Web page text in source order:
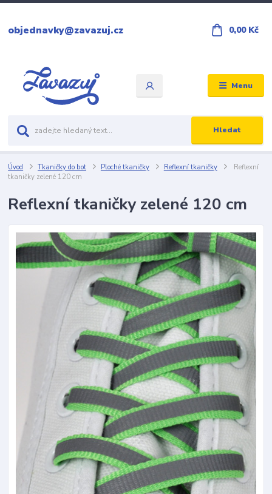
Menu
Hledat
objednavky@zavazuj.cz 0,00 Kč
Úvod Tkaničky do bot Ploché tkaničky Reflexní tkaničky
Reflexní
tkaničky zelené 120 cm
Reflexní tkaničky zelené 120 cm